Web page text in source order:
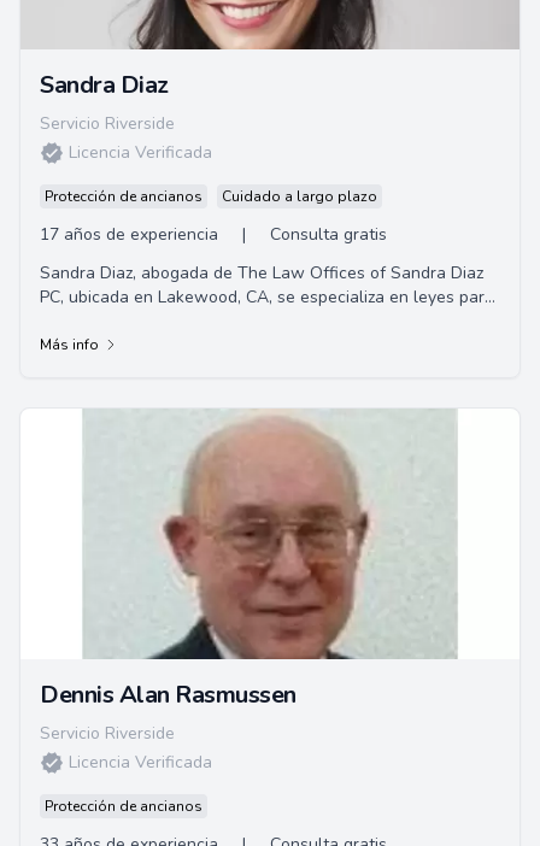
Sandra Diaz
Servicio Riverside
Licencia Verificada
Protección de ancianos Cuidado a largo plazo
17 años de experiencia |
Consulta gratis
Sandra Diaz, abogada de The Law Offices of Sandra Diaz
PC, ubicada en Lakewood, CA, se especializa en leyes para
Más info
Dennis Alan Rasmussen
Servicio Riverside
Licencia Verificada
Protección de ancianos